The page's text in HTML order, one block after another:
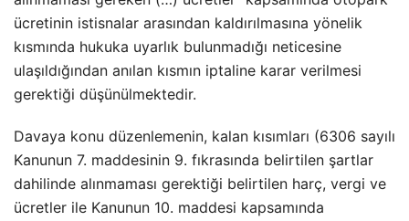
ücretinin istisnalar arasından kaldırılmasına yönelik
kısmında hukuka uyarlık bulunmadığı neticesine
ulaşıldığından anılan kısmın iptaline karar verilmesi
gerektiği düşünülmektedir.
Davaya konu düzenlemenin, kalan kısımları (6306 sayılı
Kanunun 7. maddesinin 9. fıkrasında belirtilen şartlar
dahilinde alınmaması gerektiği belirtilen harç, vergi ve
ücretler ile Kanunun 10. maddesi kapsamında